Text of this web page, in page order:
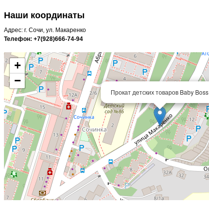
Наши координаты
Адрес: г. Сочи, ул. Макаренко
Телефон: +7(928)666-74-94
Прокат детских товаров Baby Boss
+
−